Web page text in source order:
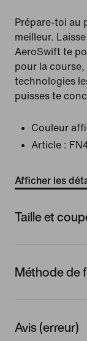
Prépare-toi au
meilleur.
AeroSwift te
pour la
technologies
puisses te
Couleur
Article :
Afficher les
Taille et
Méthode de
Avis (erreur)